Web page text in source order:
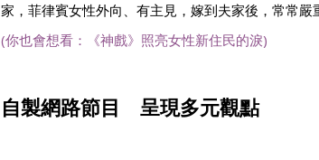
家，菲律賓女性外向、有主見，嫁到夫家後，常常嚴
(你也會想看：《神戲》照亮女性新住民的淚)
自製網路節目 呈現多元觀點